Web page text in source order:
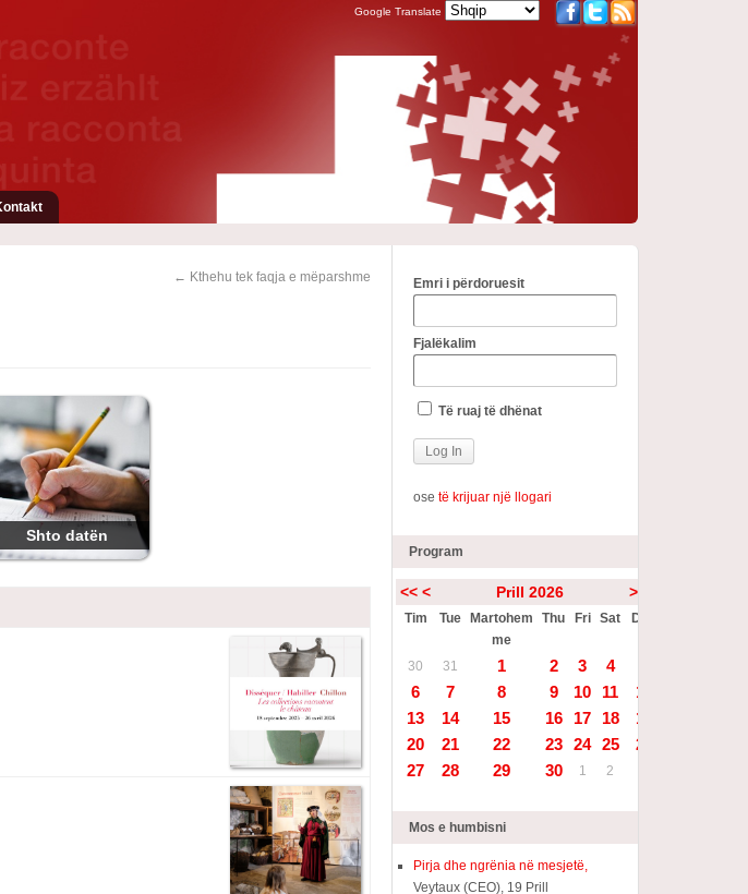
Google Translate
← Kthehu tek faqja e mëparshme
Shto datën
Emri i përdoruesit
Fjalëkalim
Të ruaj të dhënat
osetë krijuar një llogari
Program
<< < Prill 2026 >
Tim Tue
Martohem
me
Thu Fri Sat Diell
30 31 1 2 3 4
6
7 8 9 10 11
12
13
14 15 16 17 18
19
20
21 22 23 24 25
26
27
28 29 30 1 2
Mos e humbisni
Pirja dhe ngrënia në mesjetë,
Veytaux (CEO), 19 Prill